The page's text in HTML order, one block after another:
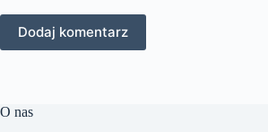
Dodaj komentarz
O nas